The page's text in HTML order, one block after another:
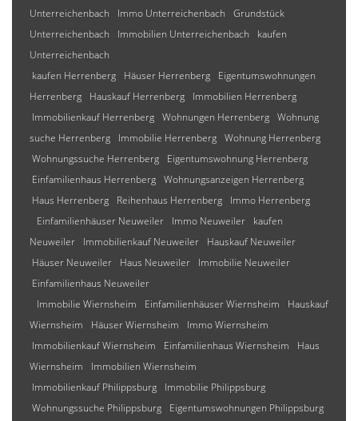
Unterreichenbach
Immo Unterreichenbach
Grundstück
Unterreichenbach
Immobilien Unterreichenbach
kaufen
Unterreichenbach
kaufen Herrenberg
Häuser Herrenberg
Eigentumswohnungen
Herrenberg
Hauskauf Herrenberg
Immobilien Herrenberg
Immobilienkauf Herrenberg Wohnungen Herrenberg Wohnung
suche Herrenberg
Immobilie Herrenberg Wohnung Herrenberg
Wohnungssuche Herrenberg
Eigentumswohnung Herrenberg
Einfamilienhaus Herrenberg Wohnungsanzeigen Herrenberg
Haus Herrenberg
Reihenhaus Herrenberg
Immo Herrenberg
Einfamilienhäuser Neuweiler
Immo Neuweiler
kaufen
Neuweiler
Immobilienkauf Neuweiler
Hauskauf Neuweiler
Häuser Neuweiler
Haus Neuweiler
Immobilie Neuweiler
Einfamilienhaus Neuweiler
Immobilie Wiernsheim
Einfamilienhäuser Wiernsheim
Hauskauf
Wiernsheim
Häuser Wiernsheim
Immo Wiernsheim
Immobilienkauf Wiernsheim
Einfamilienhaus Wiernsheim
Haus
Wiernsheim
Immobilien Wiernsheim
Immobilienkauf Philippsburg
Immobilie Philippsburg
Wohnungssuche Philippsburg
Eigentumswohnungen Philippsburg